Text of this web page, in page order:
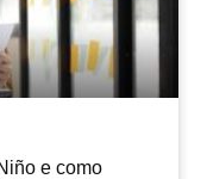
e como